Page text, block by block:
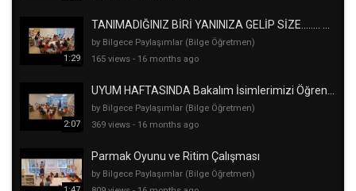
1:29
by Bilgece Paylaşımlar (Bilge Öğretmen)
165 views - 16 months ago
2:07
by Bilgece Paylaşımlar (Bilge Öğretmen)
369 views - 16 months ago
Parmak Oyunu ve Ritim Çalışması
by Bilgece Paylaşımlar (Bilge Öğretmen)